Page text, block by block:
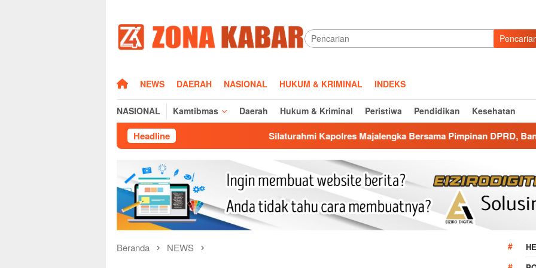
konten
HOMENEWS DAERAH NASIONAL HUKUM & KRIMINAL INDEKS
NASIONAL Kamtibmas Daerah Hukum & Kriminal Peristiwa Pendidikan Kesehatan
Headline Silaturahmi Kapolres Majalengka Bersama Pimpinan DPRD, Bangun Kolaborasi
Beranda NEWS